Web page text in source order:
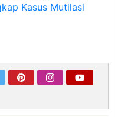
Kasus Mutilasi